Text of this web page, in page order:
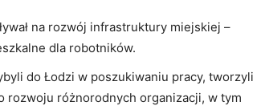
na rozwój infrastruktury miejskiej –
dla robotników.
do Łodzi w poszukiwaniu pracy, tworzyli
rozwoju różnorodnych organizacji, w tym